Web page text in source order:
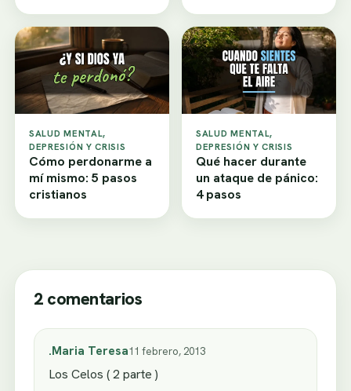
SALUD MENTAL,
DEPRESIÓN Y CRISIS
Cómo perdonarme a
mí mismo: 5 pasos
cristianos
SALUD MENTAL,
DEPRESIÓN Y CRISIS
Qué hacer durante
un ataque de pánico:
4 pasos
2 comentarios
.Maria Teresa11 febrero, 2013
Los Celos ( 2 parte )